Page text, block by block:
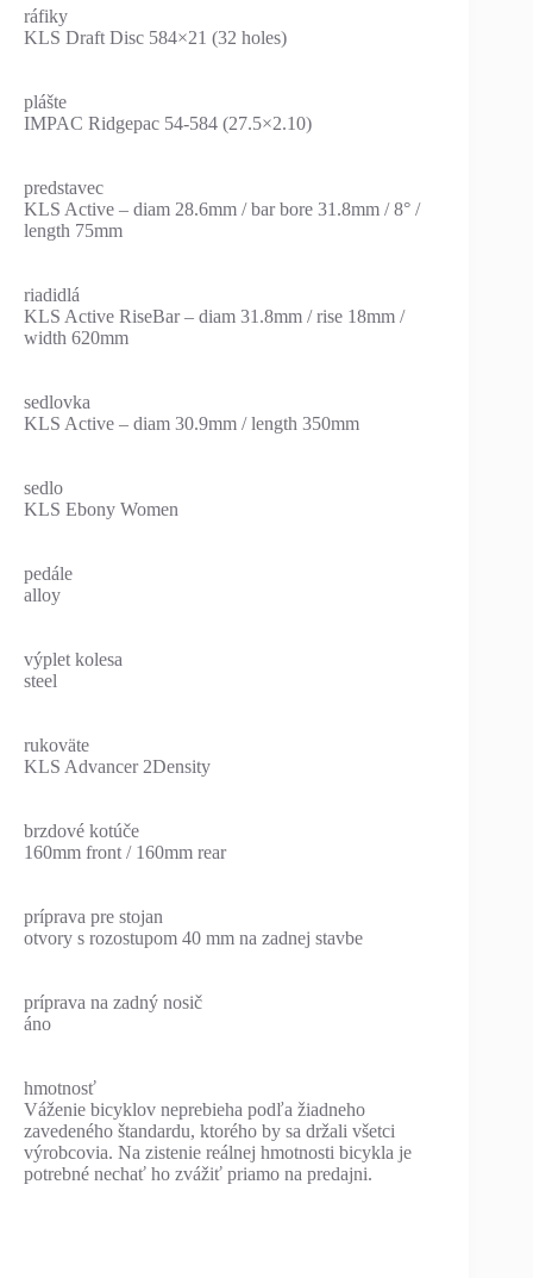
ráfiky
KLS Draft Disc 584×21 (32 holes)
plášte
IMPAC Ridgepac 54-584 (27.5×2.10)
predstavec
KLS Active – diam 28.6mm / bar bore 31.8mm / 8° /
length 75mm
riadidlá
KLS Active RiseBar – diam 31.8mm / rise 18mm /
width 620mm
sedlovka
KLS Active – diam 30.9mm / length 350mm
sedlo
KLS Ebony Women
pedále
alloy
výplet kolesa
steel
rukoväte
KLS Advancer 2Density
brzdové kotúče
160mm front / 160mm rear
príprava pre stojan
otvory s rozostupom 40 mm na zadnej stavbe
príprava na zadný nosič
áno
hmotnosť
Váženie bicyklov neprebieha podľa žiadneho
zavedeného štandardu, ktorého by sa držali všetci
výrobcovia. Na zistenie reálnej hmotnosti bicykla je
potrebné nechať ho zvážiť priamo na predajni.